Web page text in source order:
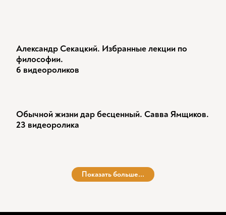
Александр Секацкий. Избранные лекции по
философии.
6 видеороликов
Обычной жизни дар бесценный. Савва Ямщиков.
23 видеоролика
Показать больше...